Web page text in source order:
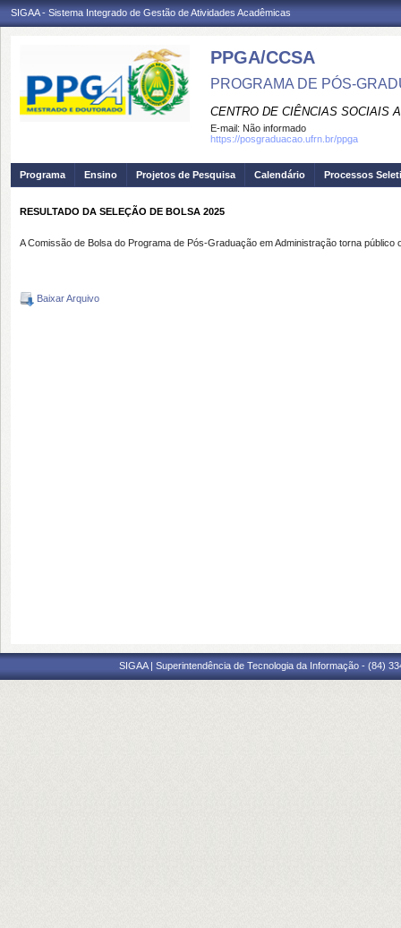
SIGAA - Sistema Integrado de Gestão de Atividades Acadêmicas
PPGA/CCSA
PROGRAMA DE PÓS-
CENTRO DE CIÊNCIAS SOCIAIS
E-mail: Não informado
https://posgraduacao.ufrn.br/ppga
Programa Ensino Projetos de Pesquisa Calendário Processos
RESULTADO DA SELEÇÃO DE BOLSA 2025
A Comissão de Bolsa do Programa de Pós-Graduação em Administração torna
Baixar Arquivo
SIGAA | Superintendência de Tecnologia da Informação - (84)